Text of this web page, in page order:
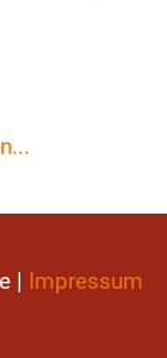
| Impressum